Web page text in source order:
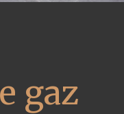
gaz